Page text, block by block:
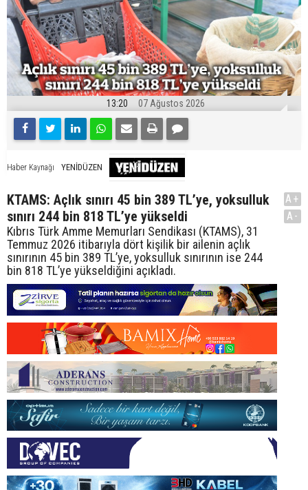
13:20 07 Ağustos 2026
Haber Kaynağı YENİDÜZEN
KTAMS: Açlık sınırı 45 bin 389 TL’ye, yoksulluk
sınırı 244 bin 818 TL’ye yükseldi
Kıbrıs Türk Amme Memurları Sendikası (KTAMS), 31
Temmuz 2026 itibarıyla dört kişilik bir ailenin açlık
sınırının 45 bin 389 TL’ye, yoksulluk sınırının ise 244
bin 818 TL’ye yükseldiğini açıkladı.
A+
A-